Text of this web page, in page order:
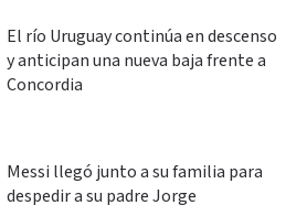
El río Uruguay continúa en descenso
y anticipan una nueva baja frente a
Concordia
Messi llegó junto a su familia para
despedir a su padre Jorge